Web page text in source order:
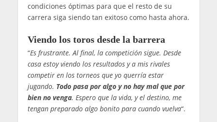
condiciones óptimas para que el resto de su
carrera siga siendo tan exitoso como hasta ahora.
Viendo los toros desde la barrera
“Es frustrante. Al final, la competición sigue. Desde
casa estoy viendo los resultados y a mis rivales
competir en los torneos que yo querría estar
jugando. Todo pasa por algo y no hay mal que por
bien no venga. Espero que la vida, y el destino, me
tengan preparado algo bonito para cuando vuelva“.